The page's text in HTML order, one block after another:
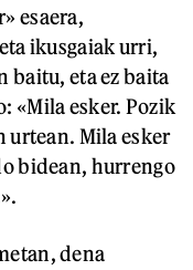
esaera,
ikusgaiak urri,
baitu, eta ez baita
«Mila esker. Pozik
urtean. Mila esker
bidean, hurrengo
dena